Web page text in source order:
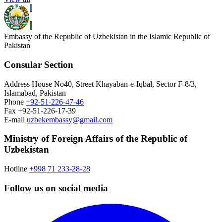
Embassy of the Republic of Uzbekistan in the Islamic Republic of
Pakistan
Consular Section
Address House No40, Street Khayaban-e-Iqbal, Sector F-8/3,
Islamabad, Pakistan
Phone +92-51-226-47-46
Fax +92-51-226-17-39
E-mail uzbekembassy@gmail.com
Ministry of Foreign Affairs of the Republic of
Uzbekistan
Hotline +998 71 233-28-28
Follow us on social media